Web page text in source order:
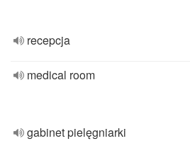
recepcja
medical room
gabinet pielęgniarki